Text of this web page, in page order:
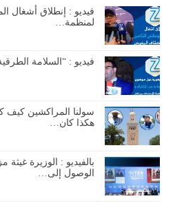
فيديو : إنطلاق أشغال
لمنظمة…
فيديو : “السلامة
سولنا المراكشين كيف
هكذا كان…
بالفيديو : الوزيرة
الوصول إلى…